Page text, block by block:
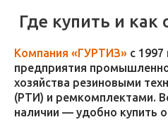
Где купить и как
Компания «ГУРТИЗ» с
предприятия
хозяйства резиновыми
(РТИ) и ремкомплектами.
наличии — удобно купить